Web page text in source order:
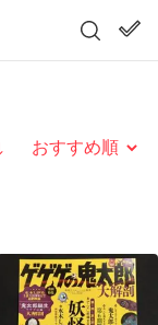
替え